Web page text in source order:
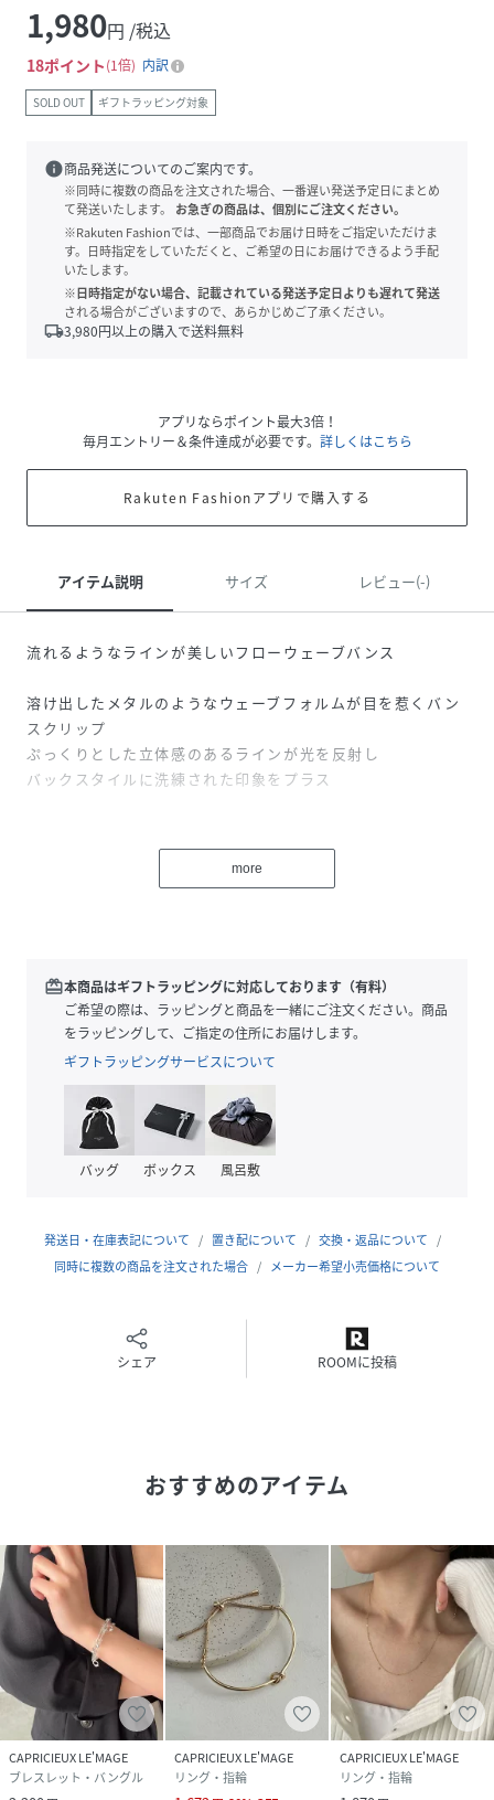
1,980円 /税込
18ポイント 1倍 内訳
SOLD OUT ギフトラッピング対象
info商品発送についてのご案内です。
※同時に複数の商品を注文された場合、一番遅い発送予定日にまとめ
て発送いたします。
お急ぎの商品は、個別にご注文ください。
※Rakuten Fashionでは、一部商品でお届け日時をご指定いただけま
す。日時指定をしていただくと、ご希望の日にお届けできるよう手配
いたします。
※日時指定がない場合、記載されている発送予定日よりも遅れて発送
される場合がございますので、あらかじめご了承ください。
local_shipping3,980円以上の購入で送料無料
アプリならポイント最大3倍！
毎月エントリー＆条件達成が必要です。 詳しくはこちら
Rakuten Fashionアプリで購入する
アイテム説明 サイズ レビュー(-)
流れるようなラインが美しいフローウェーブバンス
溶け出したメタルのようなウェーブフォルムが目を惹くバン
スクリップ
ぷっくりとした立体感のあるラインが光を反射し
バックスタイルに洗練された印象をプラス
小さめサイズで気軽にさっとお使いいただけます。
遊び心いっぱいに楽しむ女性たちへのアクセサリーブランド
※撮影場所やお使いのモニター環境により若干お色味が異な
る場合がございます。
特にロケの撮影では明るく見える傾向にございます。
※商品はサンプルで撮影をしております。若干の仕様が変更
になる場合がございますので予めご了承の上ご注文ください
商品の特徴として、予めご了承くださいませ。
知も受け取ることができます。
▼ブランドのお気に入り登録
レディース
原産国 中国
素材 仕様:真鍮・合金・鋼
サイズ F
品番
RX5745_LEZ1061511A0015
LEZ1061511A0015-w-2 RX5745)
more
redeem本商品はギフトラッピングに対応しております（有料）
ご希望の際は、ラッピングと商品を一緒にご注文ください。商品
をラッピングして、ご指定の住所にお届けします。
ギフトラッピングサービスについて
バッグ ボックス 風呂敷
発送日・在庫表記について 置き配について
交換・返品について
同時に複数の商品を注文された場合
メーカー希望小売価格について
シェア ROOMに投稿
おすすめのアイテム
CAPRICIEUX LE'MAGE
ブレスレット・バングル
CAPRICIEUX LE'MAGE
リング・指輪
CAPRICIEUX LE'MAGE
リング・指輪